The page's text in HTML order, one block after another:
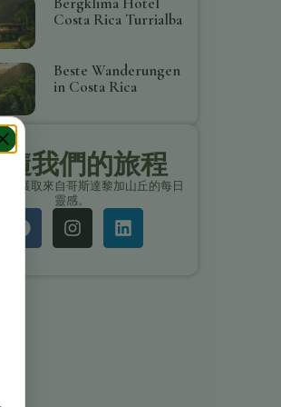
Costa Rica Turrialba
Beste Wanderungen
in Costa Rica
我們的旅程
，獲取來自哥斯達黎加山丘的每日
靈感。